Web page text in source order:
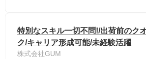
特別なスキル一切不問!/出荷前のク
ク/キャリア形成可能/未経験活躍
株式会社GUM